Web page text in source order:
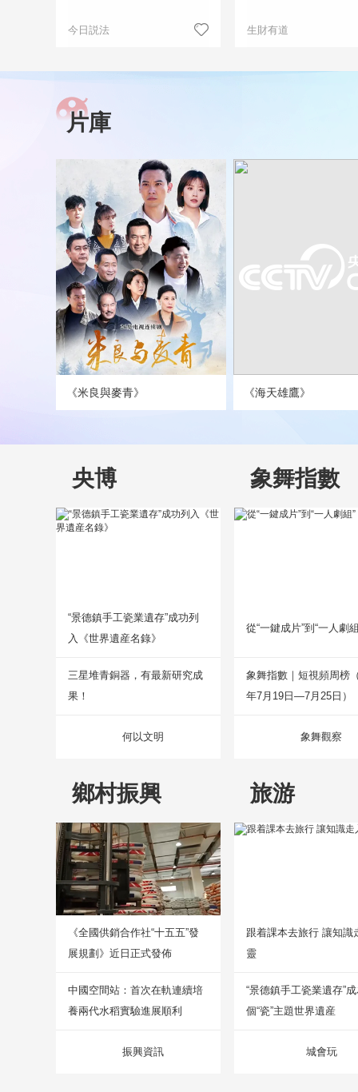
今日説法 生財有道
片庫
《米良與麥青》 《海天雄鷹》
央博
“景德鎮手工瓷業遺存”成功列
入《世界遺産名錄》
三星堆青銅器，有最新研究成
果！
何以文明
象舞指數
從“一鍵成片”到“一人劇
象舞指數｜短視頻周榜
年7月19日—7月25日）
象舞觀察
鄉村振興
《全國供銷合作社“十五五”發
展規劃》近日正式發佈
中國空間站：首次在軌連續培
養兩代水稻實驗進展順利
振興資訊
旅游
跟着課本去旅行 讓知識
靈
“景德鎮手工瓷業遺存”
個“瓷”主題世界遺産
城會玩